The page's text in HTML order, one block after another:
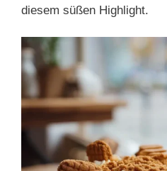
diesem süßen Highlight.